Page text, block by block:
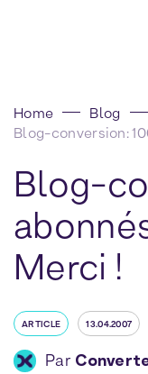
Home
Blog
Blog-
Merci !
ARTICLE 13.04.2007
Par